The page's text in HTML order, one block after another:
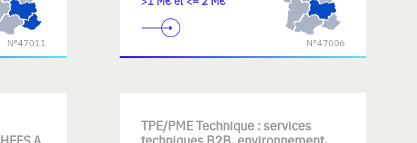
N°47011 N°47006
TPE/PME Technique : services